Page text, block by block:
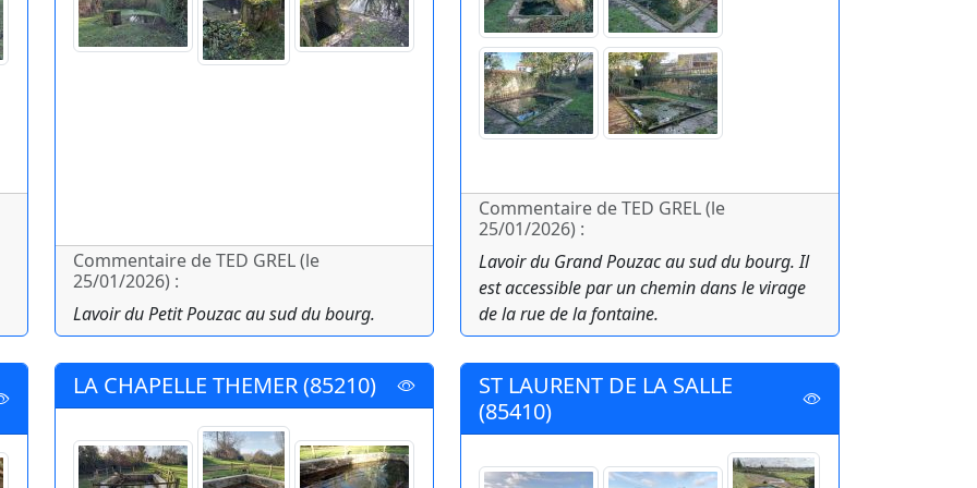
Commentaire de TED GREL (le
25/01/2026) :
Lavoir du Petit Pouzac au sud du bourg.
Commentaire de TED GREL (le
25/01/2026) :
Lavoir du Grand Pouzac au sud du bourg. Il
est accessible par un chemin dans le virage
de la rue de la fontaine.
LA CHAPELLE THEMER (85210)
ST LAURENT DE LA SALLE
(85410)